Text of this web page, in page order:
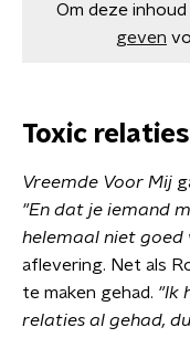
Om deze
geven
Toxic relaties
Vreemde Voor Mij
"En dat je iemand
helemaal niet goed
aflevering. Net als
te maken gehad. "Ik
relaties al gehad, d